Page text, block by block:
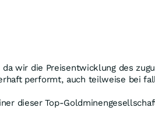
wir die Preisentwicklung des
performt, auch teilweise bei
dieser Top-